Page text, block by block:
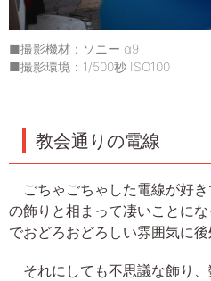
■撮影機材：ソニー α9
■撮影環境：1/500秒 ISO100
教会通りの電線
ごちゃごちゃした電線が好き
の飾りと相まって凄いことに
でおどろおどろしい雰囲気に
それにしても不思議な飾り